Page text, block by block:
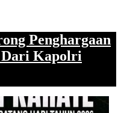
Penghargaan
Dari Kapolri